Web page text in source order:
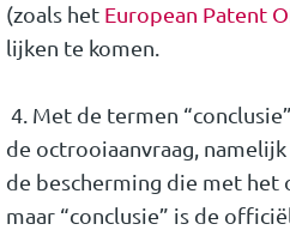
(zoals het European Patent
lijken te komen.
4. Met de termen
de octrooiaanvraag,
de bescherming die met het
maar “conclusie” is de